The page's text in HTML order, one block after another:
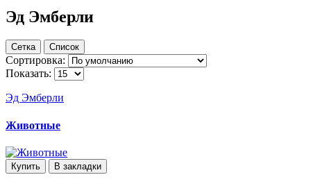
Эд Эмберли
Сетка Список
Сортировка:
Показать:
Эд Эмберли
Животные
Купить В закладки